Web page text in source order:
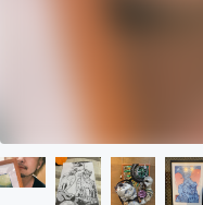
CAMPFIREふる